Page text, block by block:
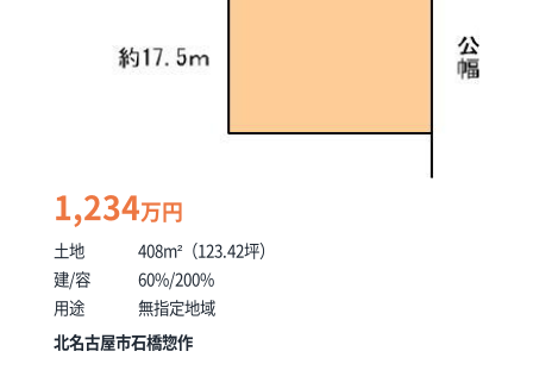
1,234万円
土地
408m²（123.42坪）
建/容
60%/200%
用途
無指定地域
北名古屋市石橋惣作